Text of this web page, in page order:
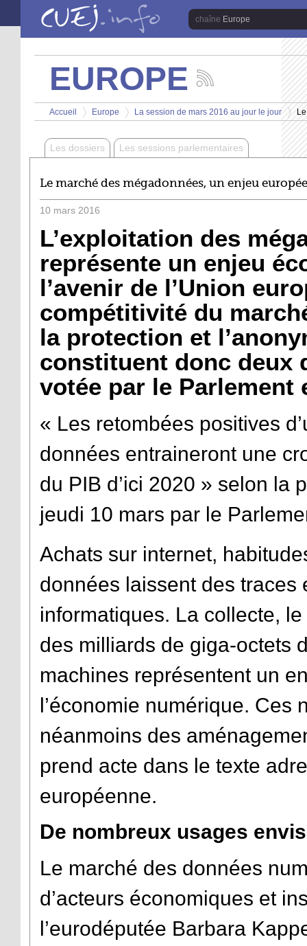
Aller au contenu principal
Europe
EUROPE
les
actualités
de
chaîne
Europe
Vous êtes ici
Accueil
>
Europe
>
La session de mars 2016 au jour le jour
>
Les dossiers Les sessions parlementaires
Le marché des mégadonnées, un enjeu
10 mars 2016
L’exploitation des
représente un enjeu
l’avenir de l’Union
compétitivité du
la protection et
constituent donc deux
votée par le Parlement
« Les retombées positives
données entraineront une
du PIB d’ici 2020 » selon la
jeudi 10 mars par le
Achats sur internet,
données laissent des
informatiques. La collecte,
des milliards de giga-octets
machines représentent un
l’économie numérique. Ces
néanmoins des
prend acte dans le texte
européenne.
De nombreux usages
Le marché des données
d’acteurs économiques et
l’eurodéputée Barbara